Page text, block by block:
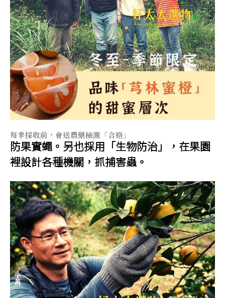
每季採收前，會送農藥檢測「合格」
防果實蠅。另也採用「生物防治」，在果園
裡設計各種機關，抓捕害蟲。